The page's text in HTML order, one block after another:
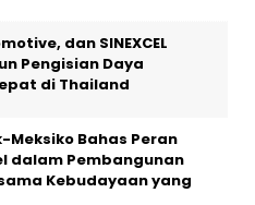
dan SINEXCEL
Pengisian Daya
di Thailand
Meksiko Bahas Peran
dalam Pembangunan
Kebudayaan yang